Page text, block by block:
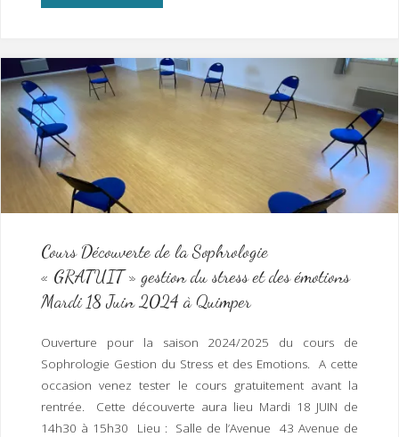
–
de
« Gratuit »
Mercredi
3
Juillet
de
18h
Cours Découverte de la Sophrologie
« GRATUIT » gestion du stress et des émotions
Mardi 18 Juin 2024 à Quimper
Ouverture pour la saison 2024/2025 du cours de
Sophrologie Gestion du Stress et des Emotions. A cette
occasion venez tester le cours gratuitement avant la
rentrée. Cette découverte aura lieu Mardi 18 JUIN de
14h30 à 15h30 Lieu : Salle de l’Avenue 43 Avenue de